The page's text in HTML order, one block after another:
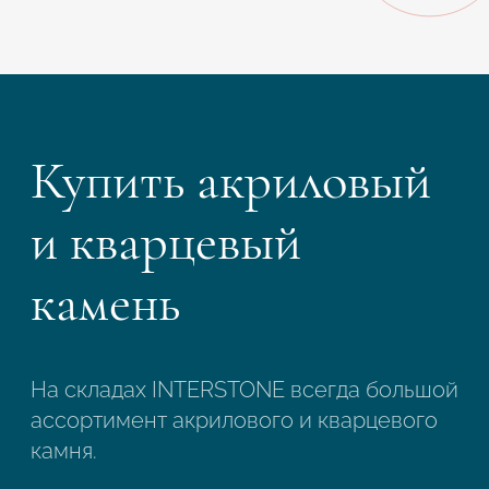
Купить акриловый
и кварцевый
камень
На складах INTERSTONE всегда большой
ассортимент акрилового и кварцевого
камня.